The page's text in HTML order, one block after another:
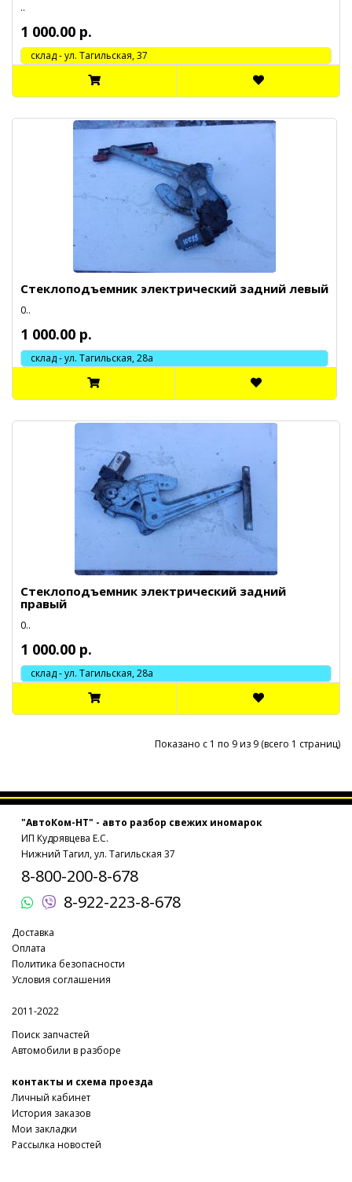
..
1 000.00 р.
cклад - ул. Тагильская, 37
Стеклоподъемник электрический задний левый
0..
1 000.00 р.
склад - ул. Тагильская, 28а
Стеклоподъемник электрический задний
правый
0..
1 000.00 р.
склад - ул. Тагильская, 28а
Показано с 1 по 9 из 9 (всего 1 страниц)
"АвтоКом-НТ" - авто разбор свежих иномарок
ИП Кудрявцева Е.С.
Нижний Тагил, ул. Тагильская 37
8-800-200-8-678
8-922-223-8-678
Доставка
Оплата
Политика безопасности
Условия соглашения
2011-2022
Поиск запчастей
Автомобили в разборе
контакты и схема проезда
Личный кабинет
История заказов
Мои закладки
Рассылка новостей